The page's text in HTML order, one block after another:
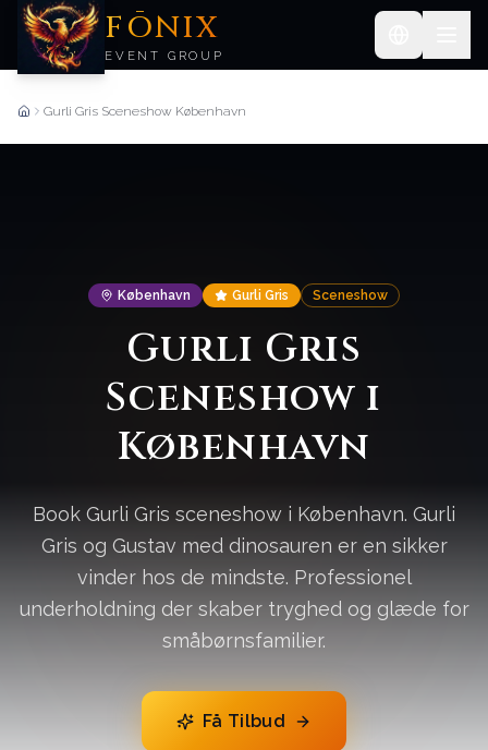
FŌNIX
EVENT GROUP
ForsideGurli Gris Sceneshow København
København Gurli Gris Sceneshow
Gurli Gris
Sceneshow i
København
Book Gurli Gris sceneshow i København. Gurli
Gris og Gustav med dinosauren er en sikker
vinder hos de mindste. Professionel
underholdning der skaber tryghed og glæde for
småbørnsfamilier.
Få Tilbud